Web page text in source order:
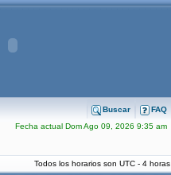
FAQ
Buscar
Fecha actual Dom Ago 09, 2026 9:35 am
Todos los horarios son UTC - 4 horas